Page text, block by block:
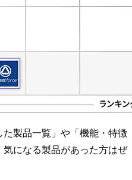
製品一覧」や「機能・特徴
になる製品があった方はぜ